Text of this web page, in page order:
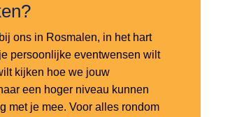
ons in Rosmalen, in het hart
persoonlijke eventwensen wilt
kijken hoe we jouw
een hoger niveau kunnen
met je mee. Voor alles rondom